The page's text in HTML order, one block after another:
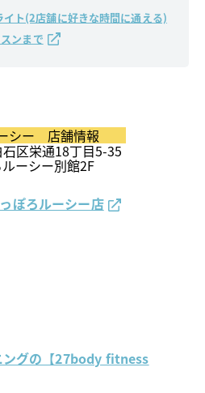
イト(2店舗に好きな時間に通える)
ンまで
シー 店舗情報
区栄通18丁目5-35
ーシー別館2F
ぽろルーシー店
ングの【27body fitness